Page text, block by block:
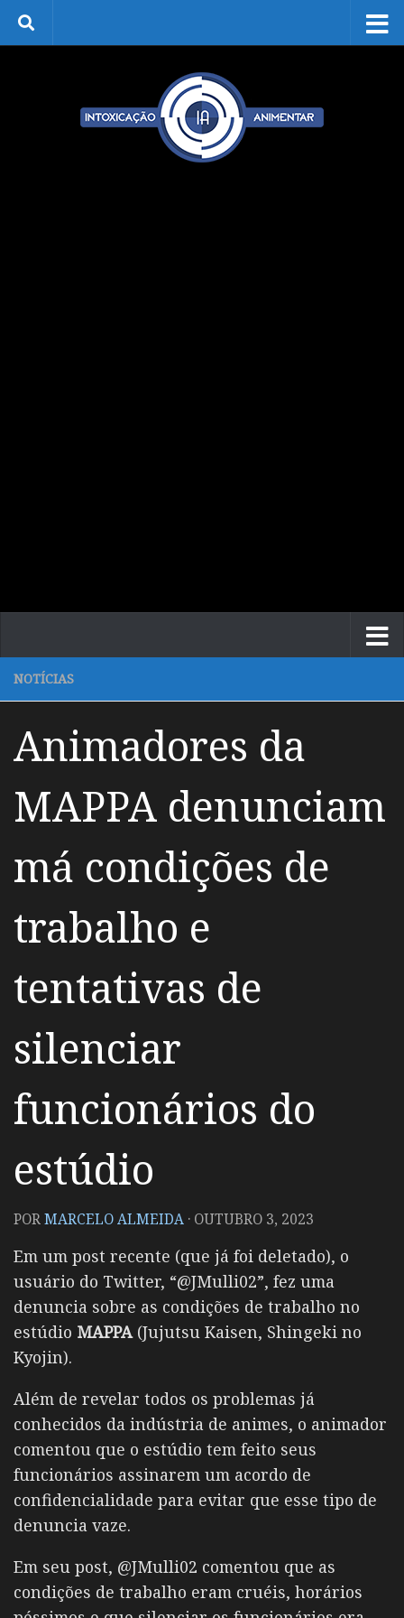
Skip to content
NOTÍCIAS
Animadores da
MAPPA denunciam
má condições de
trabalho e
tentativas de
silenciar
funcionários do
estúdio
PORMARCELO ALMEIDA · OUTUBRO 3, 2023
Em um post recente (que já foi deletado), o
usuário do Twitter, “@JMulli02”, fez uma
denuncia sobre as condições de trabalho no
estúdio MAPPA(Jujutsu Kaisen, Shingeki no
Kyojin).
Além de revelar todos os problemas já
conhecidos da indústria de animes, o animador
comentou que o estúdio tem feito seus
funcionários assinarem um acordo de
confidencialidade para evitar que esse tipo de
denuncia vaze.
Em seu post, @JMulli02 comentou que as
condições de trabalho eram cruéis, horários